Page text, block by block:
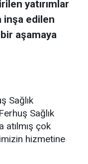
yatırımlar
inşa edilen
aşamaya
Sağlık
Sağlık
atılmış çok
hizmetine